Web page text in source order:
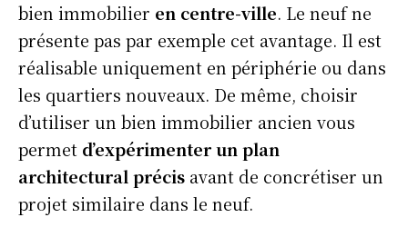
bien immobilier en centre-ville. Le neuf ne
présente pas par exemple cet avantage. Il est
réalisable uniquement en périphérie ou dans
les quartiers nouveaux. De même, choisir
d’utiliser un bien immobilier ancien vous
permet d’expérimenter un plan
architectural précis avant de concrétiser un
projet similaire dans le neuf.